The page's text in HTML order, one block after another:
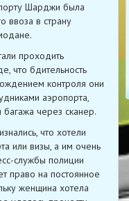
Шарджи была
ввоза в страну
проходить
что бдительность
контроля они
аэропорта,
через сканер.
что хотели
или визы, а им очень
службы полиции
право на постоянное
женщина хотела